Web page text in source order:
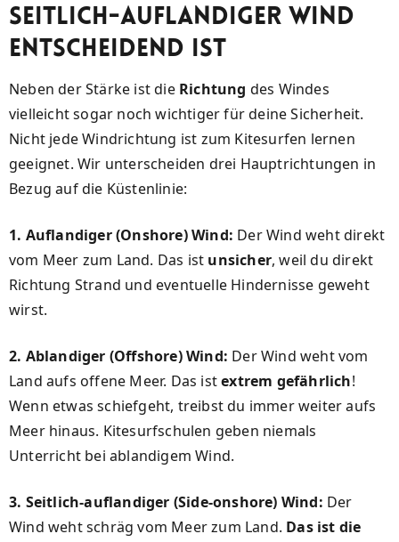
Seitlich-auflandiger Wind
Entscheidend ist
Neben der Stärke ist die Richtung des Windes
vielleicht sogar noch wichtiger für deine Sicherheit.
Nicht jede Windrichtung ist zum Kitesurfen lernen
geeignet. Wir unterscheiden drei Hauptrichtungen in
Bezug auf die Küstenlinie:
1. Auflandiger (Onshore) Wind: Der Wind weht direkt
vom Meer zum Land. Das ist unsicher, weil du direkt
Richtung Strand und eventuelle Hindernisse geweht
wirst.
2. Ablandiger (Offshore) Wind: Der Wind weht vom
Land aufs offene Meer. Das istextrem gefährlich!
Wenn etwas schiefgeht, treibst du immer weiter aufs
Meer hinaus. Kitesurfschulen geben niemals
Unterricht bei ablandigem Wind.
3. Seitlich-auflandiger (Side-onshore) Wind: Der
Wind weht schräg vom Meer zum Land. Das ist die